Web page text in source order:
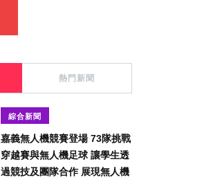
熱門新聞
綜合新聞
嘉義無人機競賽登場 73隊挑戰
穿越賽與無人機足球 讓學生透
過競技及團隊合作 展現無人機